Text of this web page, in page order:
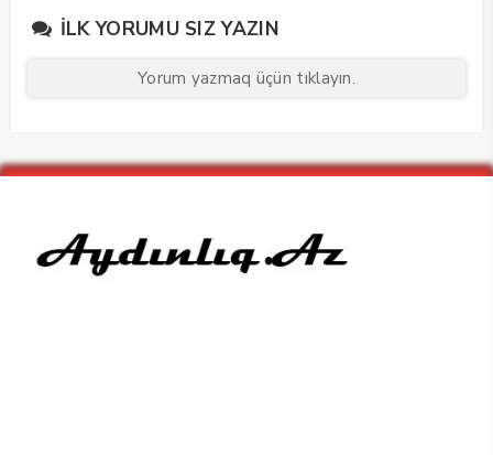
İLK YORUMU SIZ YAZIN
Yorum yazmaq üçün tıklayın.